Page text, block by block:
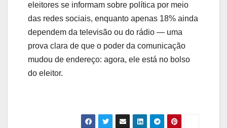
eleitores se informam sobre política por meio
das redes sociais, enquanto apenas 18% ainda
dependem da televisão ou do rádio — uma
prova clara de que o poder da comunicação
mudou de endereço: agora, ele está no bolso
do eleitor.